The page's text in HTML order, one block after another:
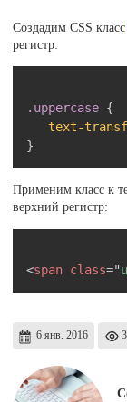
Создадим CSS
регистр:
.uppercase {
text-
}
Применим класс к
верхний регистр:
<span class="
6 янв. 2016